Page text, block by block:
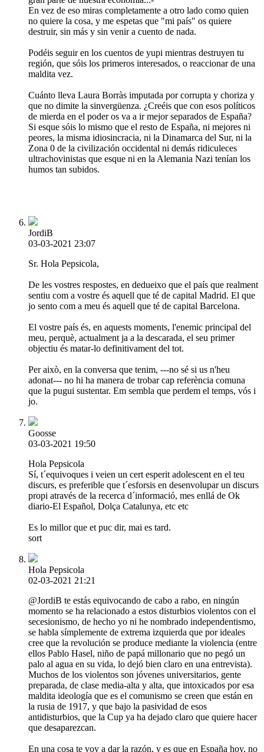
En vez de eso miras completamente a otro lado como quien
no quiere la cosa, y me espetas que "mi país" os quiere
destruir, sin más y sin venir a cuento de nada.
Podéis seguir en los cuentos de yupi mientras destruyen tu
región, que sóis los primeros interesados, o reaccionar de una
maldita vez.
Cuánto lleva Laura Borràs imputada por corrupta y choriza y
que no dimite la sinvergüenza. ¿Creéis que con esos políticos
de mierda en el poder os va a ir mejor separados de España?
Si esque sóis lo mismo que el resto de España, ni mejores ni
peores, la misma idiosincracia, ni la Dinamarca del Sur, ni la
Zona 0 de la civilización occidental ni demás ridiculeces
ultrachovinistas que esque ni en la Alemania Nazi tenían los
humos tan subidos.
JordiB
03-03-2021 23:07
Sr. Hola Pepsicola,
De les vostres respostes, en dedueixo que el país que realment
sentiu com a vostre és aquell que té de capital Madrid. El que
jo sento com a meu és aquell que té de capital Barcelona.
El vostre país és, en aquests moments, l'enemic principal del
meu, perquè, actualment ja a la descarada, el seu primer
objectiu és matar-lo definitivament del tot.
Per això, en la conversa que tenim, ---no sé si us n'heu
adonat--- no hi ha manera de trobar cap referència comuna
que la pugui sustentar. Em sembla que perdem el temps, vós i
jo.
Goosse
03-03-2021 19:50
Hola Pepsicola
Sí, t´equivoques i veien un cert esperit adolescent en el teu
discurs, es preferible que t´esforsis en desenvolupar un discurs
propi através de la recerca d´informació, mes enllá de Ok
diario-El Español, Dolça Catalunya, etc etc
Es lo millor que et puc dir, mai es tard.
sort
Hola Pepsicola
02-03-2021 21:21
@JordiB te estás equivocando de cabo a rabo, en ningún
momento se ha relacionado a estos disturbios violentos con el
secesionismo, de hecho yo ni he nombrado independentismo,
se habla símplemente de extrema izquierda que por ideales
cree que la revolución se produce mediante la violencia (entre
ellos Pablo Hasel, niño de papá millonario que no pegó un
palo al agua en su vida, lo dejó bien claro en una entrevista).
Muchos de los violentos son jóvenes universitarios, gente
preparada, de clase media-alta y alta, que intoxicados por esa
maldita ideología que es el comunismo se creen que están en
la rusia de 1917, y que bajo la pasividad de esos
antidisturbios, que la Cup ya ha dejado claro que quiere hacer
que desaparezcan.
En una cosa te voy a dar la razón, y es que en España hoy, no